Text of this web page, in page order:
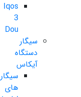
Iqos
3
Dou
سیگار
دستگاه
آیکاس
سیگار
های